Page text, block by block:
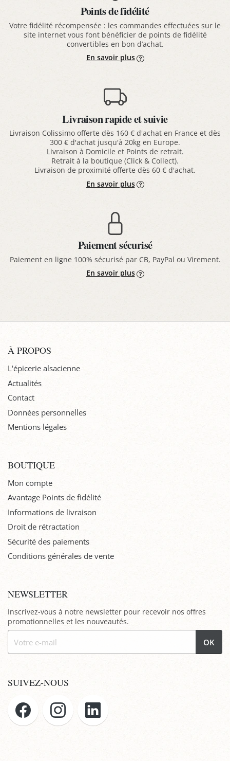
Points de fidélité
Votre fidélité récompensée : les commandes effectuées sur le
site internet vous font bénéficier de points de fidélité
convertibles en bon d’achat.
En savoir plus
Livraison rapide et suivie
Livraison Colissimo offerte dès 160 € d'achat en France et dès
300 € d'achat jusqu'à 20kg en Europe.
Livraison à Domicile et Points de retrait.
Retrait à la boutique (Click & Collect).
Livraison de proximité offerte dès 60 € d'achat.
En savoir plus
Paiement sécurisé
Paiement en ligne 100% sécurisé par CB, PayPal ou Virement.
En savoir plus
À PROPOS
L'épicerie alsacienne
Actualités
Contact
Données personnelles
Mentions légales
BOUTIQUE
Mon compte
Avantage Points de fidélité
Informations de livraison
Droit de rétractation
Sécurité des paiements
Conditions générales de vente
NEWSLETTER
Inscrivez-vous à notre newsletter pour recevoir nos offres
promotionnelles et les nouveautés.
OK
SUIVEZ-NOUS